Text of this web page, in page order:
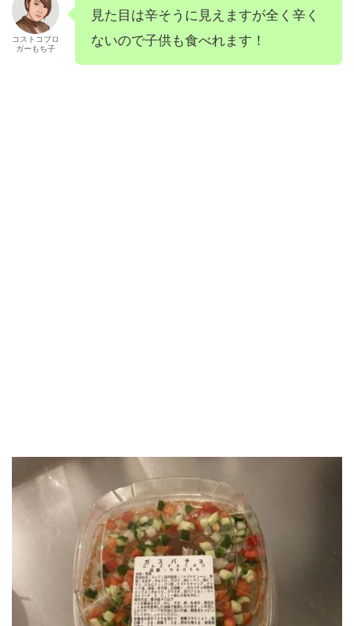
コストコブロ
ガーもち子
見た目は辛そうに見えますが全く辛く
ないので子供も食べれます！